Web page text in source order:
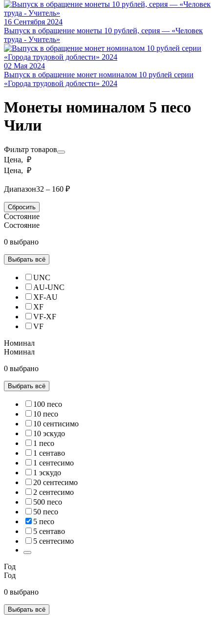
16 Сентября 2024
Выпуск в обращение монеты 10 рублей, серия — «Человек
труда - Учитель»
02 Мая 2024
Выпуск в обращение монет номиналом 10 рублей серии
«Города трудовой доблести» 2024
Монеты номиналом 5 песо
Чили
Фильтр товаров
Цена, ₽
Цена, ₽
Диапазон32 – 160 ₽
Сбросить
Состояние
Состояние
0 выбрано
Выбрать всё
UNC
AU-UNC
XF-AU
XF
VF-XF
VF
Номинал
Номинал
0 выбрано
Выбрать всё
100 песо
10 песо
10 сентисимо
10 эскудо
1 песо
1 сентаво
1 сентесимо
1 эскудо
20 сентесимо
2 сентесимо
500 песо
50 песо
5 песо
5 сентаво
5 сентесимо
Год
Год
0 выбрано
Выбрать всё